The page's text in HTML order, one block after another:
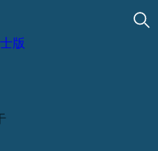
版